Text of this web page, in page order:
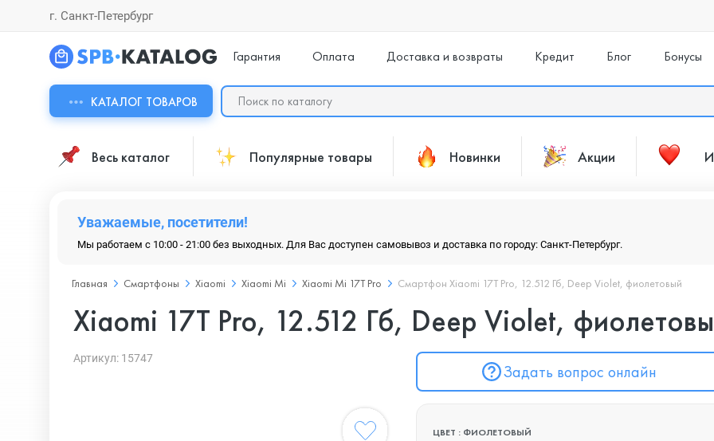
г. Санкт-Петербург
Гарантия Оплата Доставка и возвраты Кредит Блог Бонусы
КАТАЛОГ ТОВАРОВ
Весь каталог Популярные товары Новинки Акции
Уважаемые, посетители!
Мы работаем с 10:00 - 21:00 без выходных. Для Вас доступен самовывоз и доставка по городу: Санкт-Петербург.
Главная Смартфоны Xiaomi Xiaomi Mi Xiaomi Mi 17T Pro Смартфон Xiaomi 17T Pro, 12.512 Гб, Deep Violet, фиолетовый
Xiaomi 17T Pro, 12.512 Гб, Deep Violet,
Артикул: 15747
Задать вопрос онлайн
ЦВЕТ : ФИОЛЕТОВЫЙ